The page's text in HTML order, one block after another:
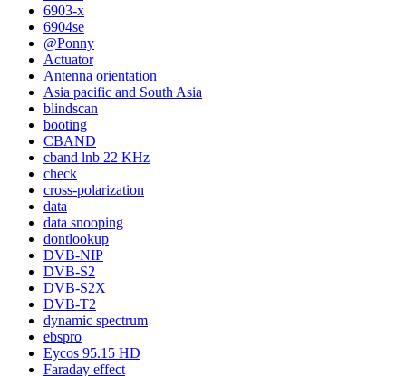
6903-x
6904se
@Ponny
Actuator
Antenna orientation
Asia pacific and South Asia
blindscan
booting
CBAND
cband lnb 22 KHz
check
cross-polarization
data
data snooping
dontlookup
DVB-NIP
DVB-S2
DVB-S2X
DVB-T2
dynamic spectrum
ebspro
Eycos 95.15 HD
Faraday effect